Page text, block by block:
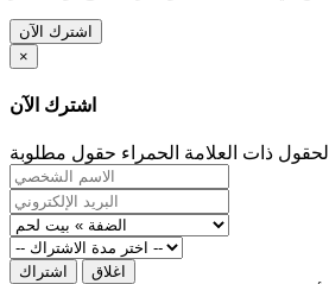
اشترك الآن
×
اشترك الآن
الحقول ذات العلامة الحمراء حقول مطلوبة
اشتراك اغلاق